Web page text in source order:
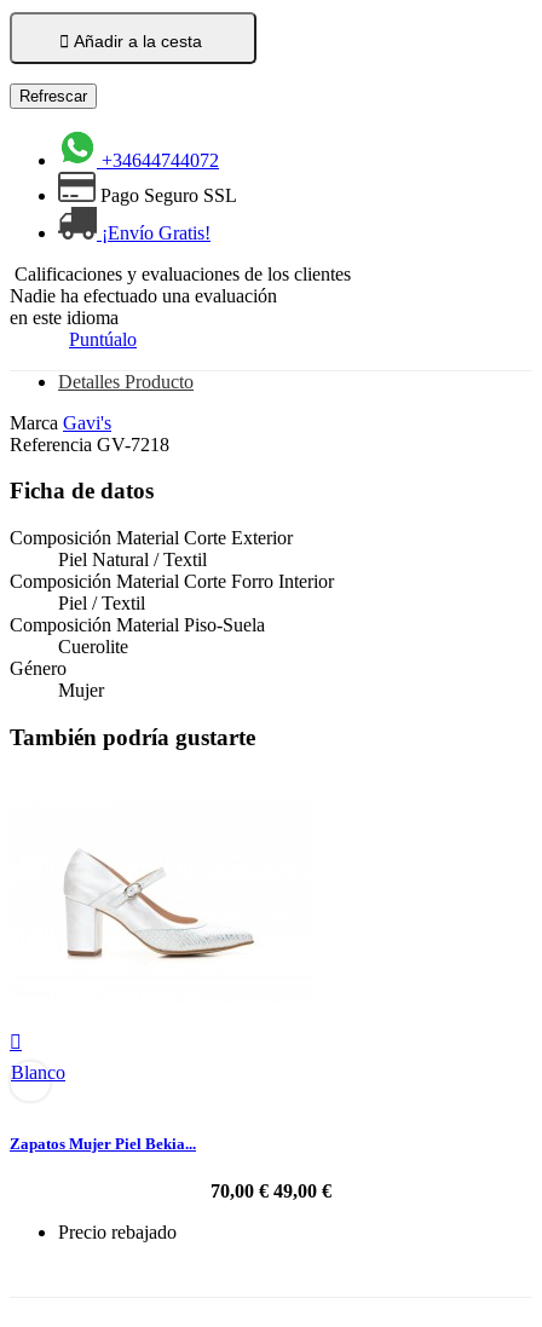
 Añadir a la cesta
+34644744072
Pago Seguro SSL
¡Envío Gratis!
Calificaciones y evaluaciones de los clientes
Nadie ha efectuado una evaluación
en este idioma
Puntúalo
Detalles Producto
Marca Gavi's
Referencia GV-7218
Ficha de datos
Composición Material Corte Exterior
Piel Natural / Textil
Composición Material Corte Forro Interior
Piel / Textil
Composición Material Piso-Suela
Cuerolite
Género
Mujer
También podría gustarte

Blanco
Zapatos Mujer Piel Bekia...
70,00 € 49,00 €
Precio rebajado